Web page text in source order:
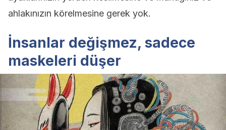
ahlakınızın körelmesine gerek yok.
İnsanlar değişmez, sadece
maskeleri düşer